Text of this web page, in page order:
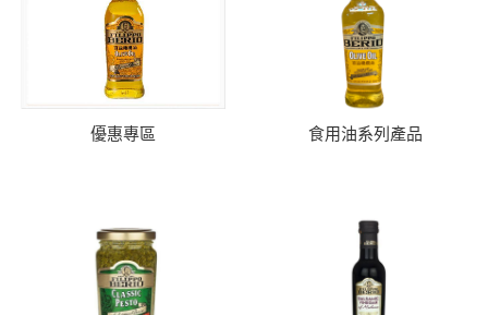
優惠專區 食用油系列產品